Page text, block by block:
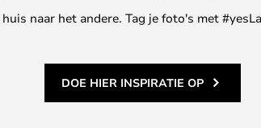
naar het andere. Tag je foto's met
DOE HIER INSPIRATIE OP